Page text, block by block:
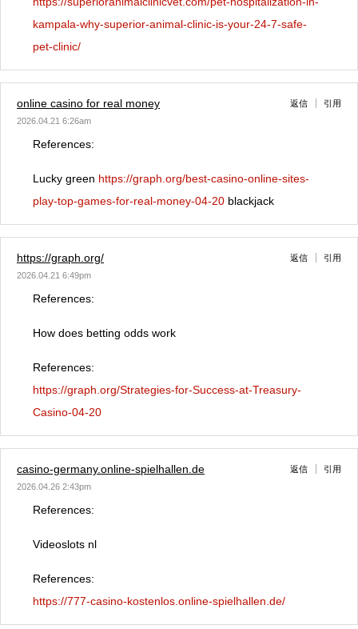
kampala-why-superior-animal-clinic-is-your-24-7-safe-
pet-clinic/
online casino for real money
2026.04.21 6:26am
返信 引用
References:
Lucky green https://graph.org/best-casino-online-sites-
play-top-games-for-real-money-04-20 blackjack
https://graph.org/
2026.04.21 6:49pm
返信 引用
References:
How does betting odds work
References:
https://graph.org/Strategies-for-Success-at-Treasury-
Casino-04-20
casino-germany.online-spielhallen.de
2026.04.26 2:43pm
返信 引用
References:
Videoslots nl
References:
https://777-casino-kostenlos.online-spielhallen.de/